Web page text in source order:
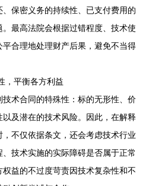
保密义务的持续性、已支付费用的
最高法院会根据过错程度、技术使
合理地处理财产后果，避免不当得
，平衡各方利益
术合同的特殊性：标的无形性、价
及潜在的技术风险。因此，在解释
不仅依据条文，还会考虑技术行业
技术实施的实际障碍是否属于正常
益的不过度苛责因技术复杂性和不